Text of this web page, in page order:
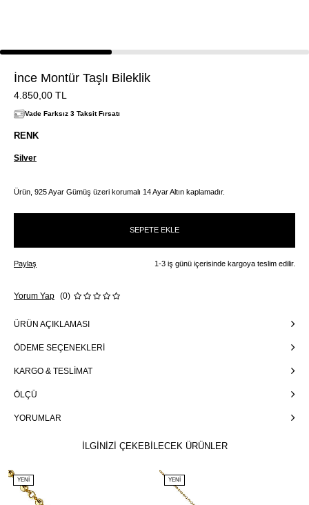
İnce Montür Taşlı Bileklik
4.850,00 TL
Vade Farksız 3 Taksit Fırsatı
Ürün, 925 Ayar Gümüş üzeri korumalı 14 Ayar Altın kaplamadır.
RENK
Silver
SEPETE EKLE
Paylaş 1-3 iş günü içerisinde kargoya teslim edilir.
Yorum Yap (0)
ÜRÜN AÇIKLAMASI
ÖDEME SEÇENEKLERI
KARGO & TESLIMAT
ÖLÇÜ
YORUMLAR
İLGİNİZİ ÇEKEBİLECEK ÜRÜNLER
YENI YENI